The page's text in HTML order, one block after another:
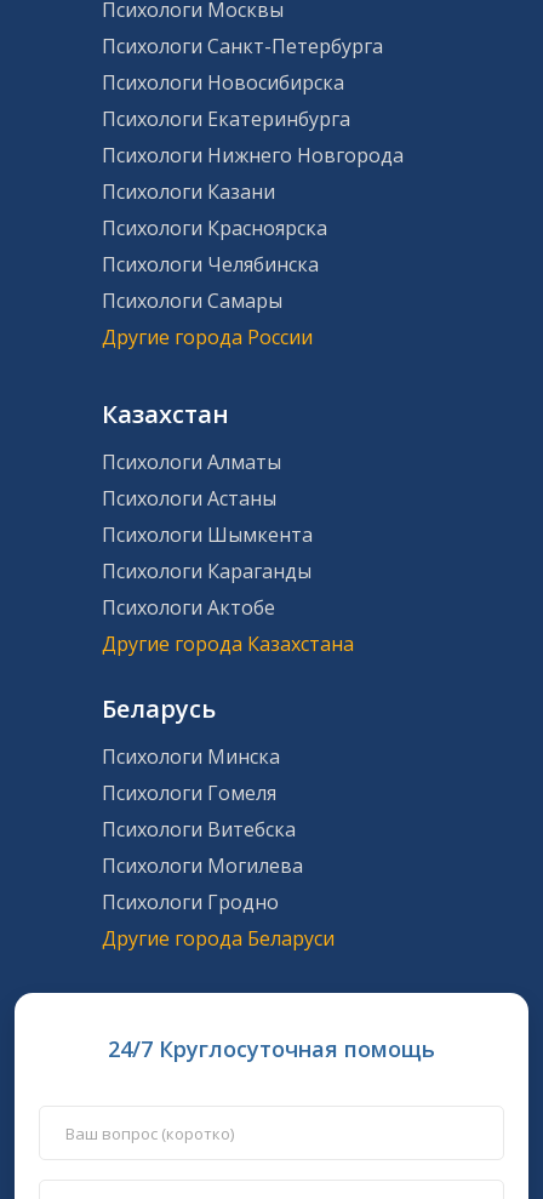
Психологи Москвы
Психологи Санкт-Петербурга
Психологи Новосибирска
Психологи Екатеринбурга
Психологи Нижнего Новгорода
Психологи Казани
Психологи Красноярска
Психологи Челябинска
Психологи Самары
Другие города России
Казахстан
Психологи Алматы
Психологи Астаны
Психологи Шымкента
Психологи Караганды
Психологи Актобе
Другие города Казахстана
Беларусь
Психологи Минска
Психологи Гомеля
Психологи Витебска
Психологи Могилева
Психологи Гродно
Другие города Беларуси
24/7 Круглосуточная помощь